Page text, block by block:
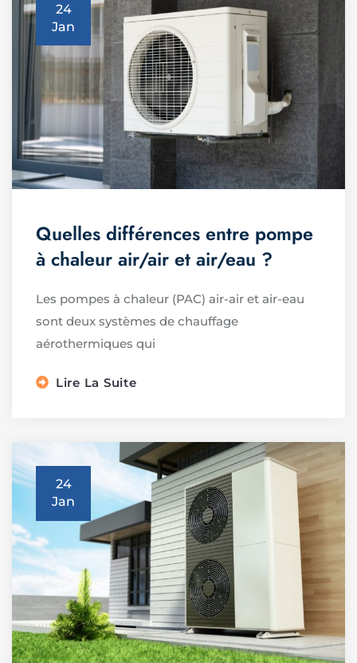
24
Jan
Quelles différences entre pompe
à chaleur air/air et air/eau ?
Les pompes à chaleur (PAC) air-air et air-eau
sont deux systèmes de chauffage
aérothermiques qui
Lire La Suite
24
Jan